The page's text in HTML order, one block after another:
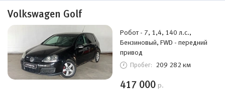
Volkswagen Golf
Робот - 7, 1,4, 140 л.с.,
Бензиновый, FWD - передний
привод
Пробег: 209 282 км
417 000 р.